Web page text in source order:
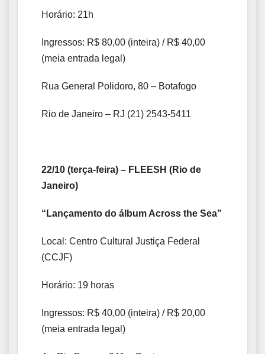
Horário: 21h
Ingressos: R$ 80,00 (inteira) / R$ 40,00
(meia entrada legal)
Rua General Polidoro, 80 – Botafogo
Rio de Janeiro – RJ (21) 2543-5411
22/10 (terça-feira) – FLEESH (Rio de
Janeiro)
“Lançamento do álbum Across the Sea”
Local: Centro Cultural Justiça Federal
(CCJF)
Horário: 19 horas
Ingressos: R$ 40,00 (inteira) / R$ 20,00
(meia entrada legal)